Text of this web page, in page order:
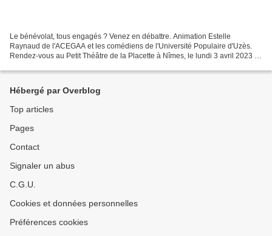
Le bénévolat, tous engagés ? Venez en débattre. Animation Estelle
Raynaud de l'ACEGAA et les comédiens de l'Université Populaire d'Uzès.
Rendez-vous au Petit Théâtre de la Placette à Nîmes, le lundi 3 avril 2023 à
Hébergé par Overblog
Top articles
Pages
Contact
Signaler un abus
C.G.U.
Cookies et données personnelles
Préférences cookies